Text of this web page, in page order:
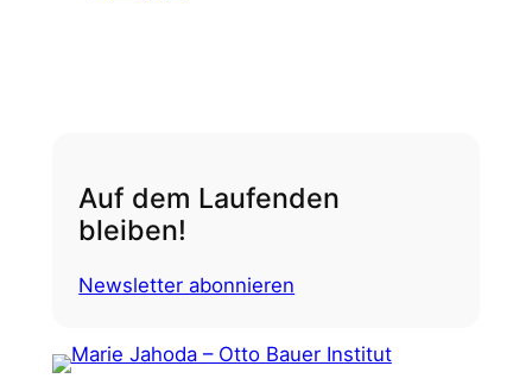
Auf dem Laufenden
bleiben!
Newsletter abonnieren